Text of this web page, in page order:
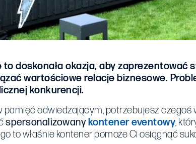
doskonała okazja, aby zaprezentować
wartościowe relacje biznesowe.
konkurencji.
pamięć odwiedzającym, potrzebujesz
spersonalizowanykontener eventowy,
to właśnie kontener pomoże Ci osiągnąć